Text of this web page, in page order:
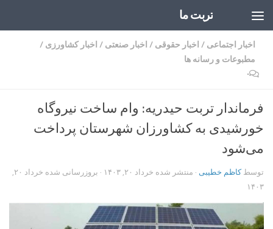
تربت ما
اخبار اجتماعی / اخبار حقوقی / اخبار صنعتی / اخبار کشاورزی /
مطبوعات و رسانه ها
۰
فرماندار تربت حیدریه: وام ساخت نیروگاه
خورشیدی به کشاورزان شهرستان پرداخت
می‌شود
توسطکاظم خطیبی · منتشر شده خرداد ۲۰, ۱۴۰۳ · بروزرسانی شده
خرداد ۲۰,
۱۴۰۳